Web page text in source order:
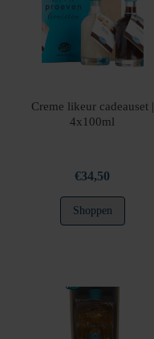
Creme likeur cadeauset |
4x100ml
€34,50
Shoppen